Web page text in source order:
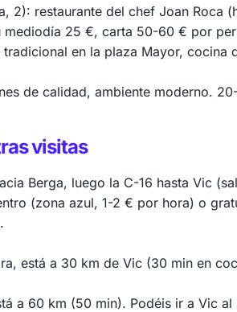
2): restaurante del chef Joan Roca
mediodía 25 €, carta 50-60 € por
en la plaza Mayor, cocina
de calidad, ambiente moderno.
visitas
Berga, luego la C-16 hasta Vic
(zona azul, 1-2 € por hora) o
está a 30 km de Vic (30 min en
a 60 km (50 min). Podéis ir a Vic